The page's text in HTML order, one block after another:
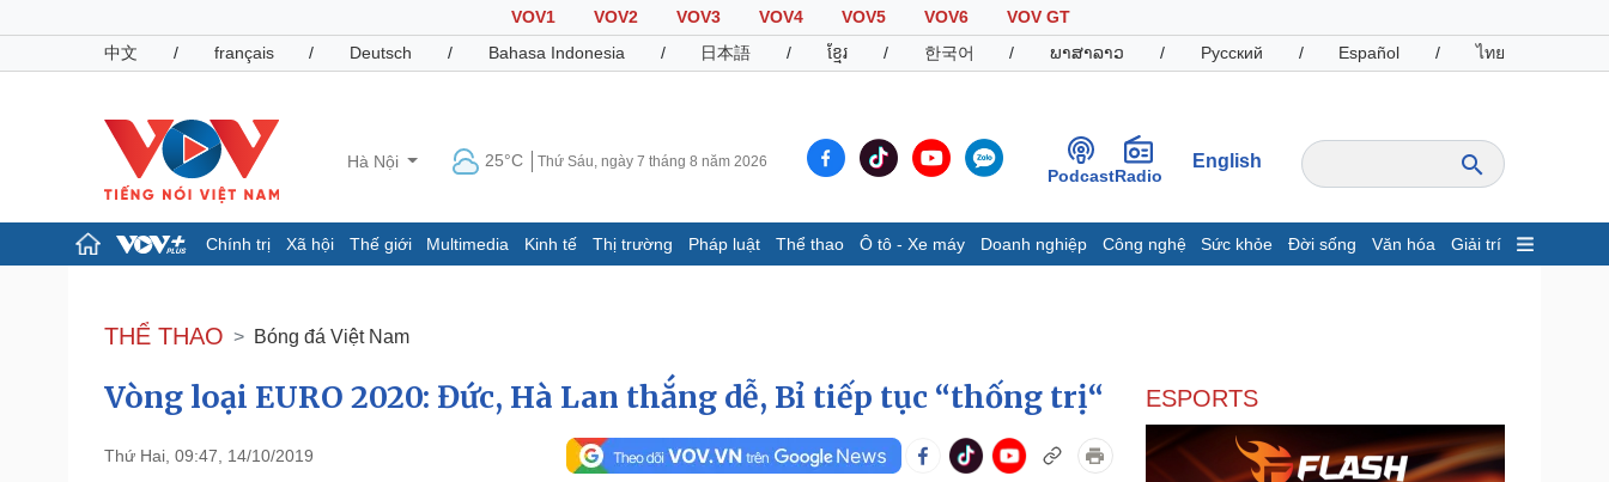
VOV1 VOV2 VOV3 VOV4 VOV5 VOV6
VOV GT
中文
/ français / Deutsch / Bahasa Indonesia / 日本語 / ខ្មែរ / 한국어 / ພາສາລາວ / Русский / Español / ไทย
Hà Nội 25°C Thứ Sáu, ngày 7 tháng 8 năm 2026
PodcastRadio
English
Chính trị Xã hội Thế giới Multimedia Kinh tế Thị trường Pháp luật Thể thao Ô tô - Xe máy Doanh nghiệp Công nghệ Sức khỏe Đời sống Văn hóa Giải trí
Đảng
Tổ chức nhân sự
Nhận diện sự thật
Tin 24h
Dự báo thời tiết
Dấu ấn VOV
E-Magazine
Infographic
Giá cà phê
THỂ THAO Bóng đá Việt Nam
Vòng loại EURO 2020: Đức, Hà Lan thắng dễ, Bỉ tiếp tục “thống trị“
Thứ Hai, 09:47, 14/10/2019
ESPORTS